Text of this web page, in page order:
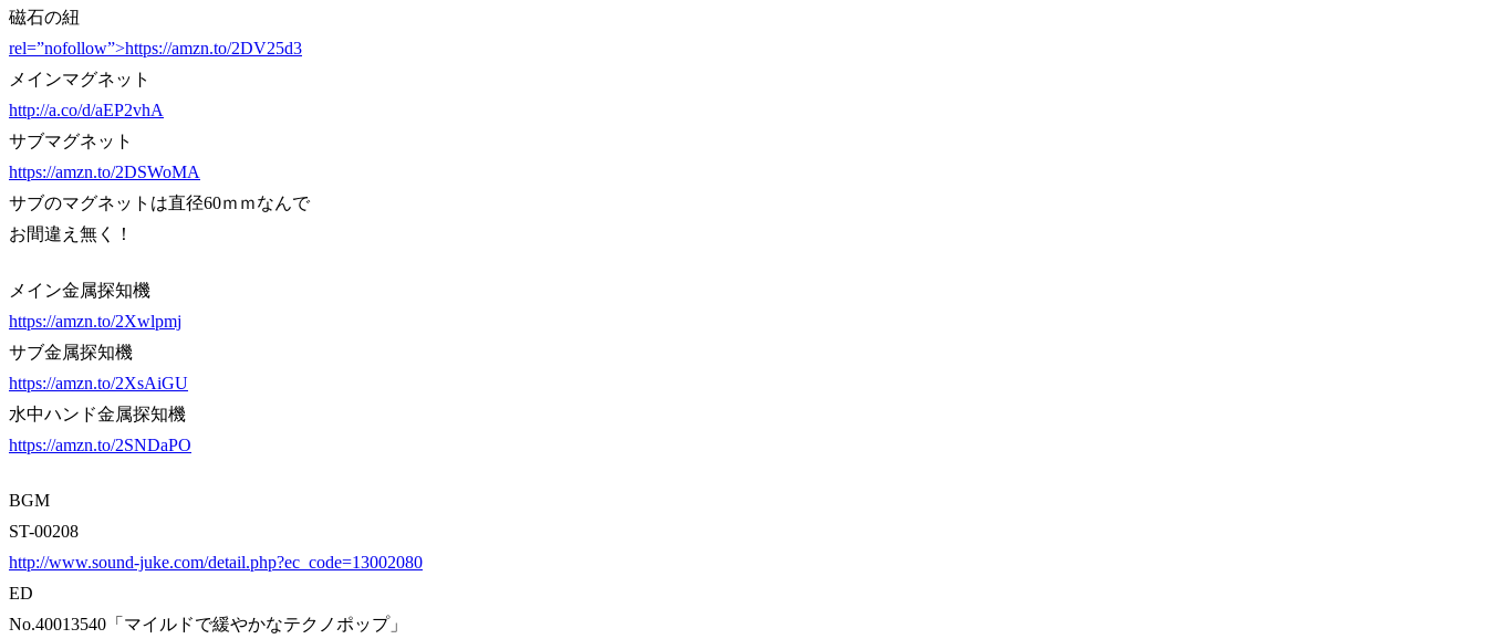
磁石の紐
rel=”nofollow”>https://amzn.to/2DV25d3
メインマグネット
http://a.co/d/aEP2vhA
サブマグネット
https://amzn.to/2DSWoMA
サブのマグネットは直径60ｍｍなんで
お間違え無く！
メイン金属探知機
https://amzn.to/2Xwlpmj
サブ金属探知機
https://amzn.to/2XsAiGU
水中ハンド金属探知機
https://amzn.to/2SNDaPO
BGM
ST-00208
http://www.sound-juke.com/detail.php?ec_code=13002080
ED
No.40013540「マイルドで緩やかなテクノポップ」